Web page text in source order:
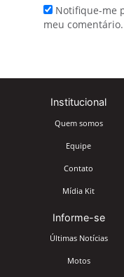
Notifique-me
meu comentário.
Institucional
Quem somos
Equipe
Contato
Mídia Kit
Informe-se
Últimas Notícias
Motos